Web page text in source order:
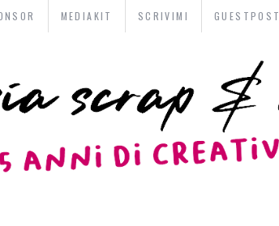
MEDIAKIT SCRIVIMI GUESTPOST